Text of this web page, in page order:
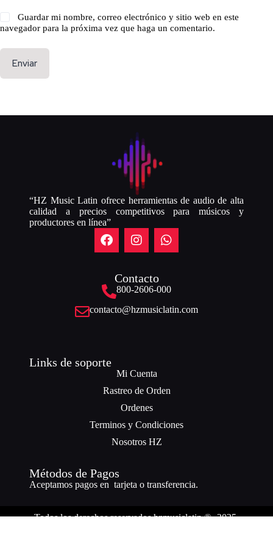
Guardar mi nombre, correo electrónico y sitio web en este
navegador para la próxima vez que haga un comentario.
Enviar
“HZ Music Latin ofrece herramientas de audio de alta
calidad a precios competitivos para músicos y
productores en línea”
Contacto
800-2606-000
contacto@hzmusiclatin.com
Links de soporte
Mi Cuenta
Rastreo de Orden
Ordenes
Terminos y Condiciones
Nosotros HZ
Métodos de Pagos
Aceptamos pagos en tarjeta o transferencia.
Todos los derechos reservados hzmusiclatin ® -2025.